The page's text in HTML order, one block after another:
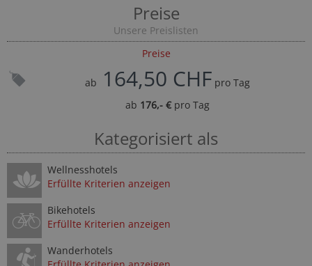
Preise
Unsere Preislisten
Preise
ab 164,50 CHFpro Tag
ab 176,- €pro Tag
Kategorisiert als
Wellnesshotels
Erfüllte Kriterien anzeigen
Bikehotels
Erfüllte Kriterien anzeigen
Wanderhotels